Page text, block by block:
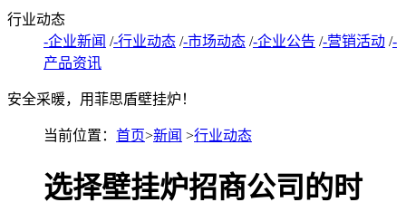
行业动态
-企业新闻 /-行业动态 /-市场动态 /-企业公告 /-营销活动 /-
产品资讯
安全采暖，用菲思盾壁挂炉！
当前位置： 首页>新闻 >行业动态
选择壁挂炉招商公司的时